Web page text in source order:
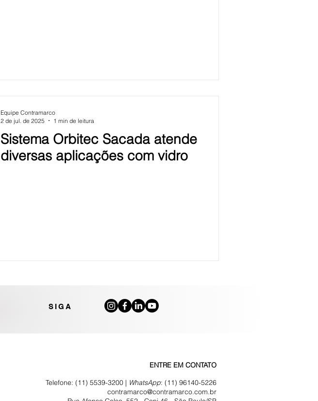
Sistema Orbitec Sacada atende
diversas aplicações com vidro
Equipe Contramarco
2 de jul. de 2025
1 min de leitura
SIGA
ENTRE EM CONTATO
Telefone: (11) 5539-3200 | WhatsApp: (11) 96140-5226
contramarco@contramarco.com.br